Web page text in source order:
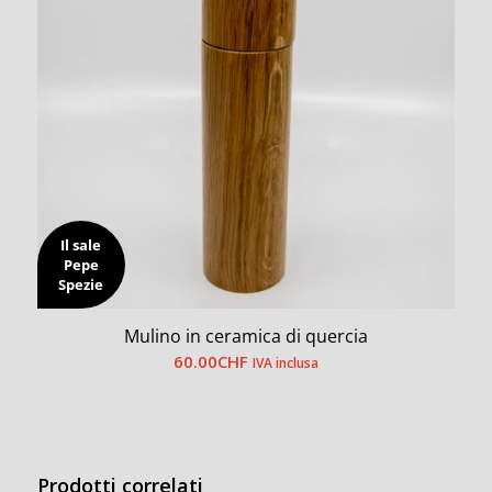
Il sale
Pepe
Spezie
Mulino in ceramica di quercia
60.00CHF IVA inclusa
Prodotti correlati